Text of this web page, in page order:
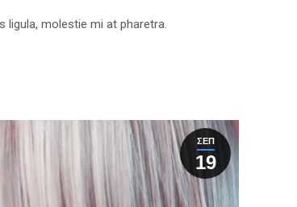
ligula, molestie mi at pharetra.
ΣΕΠ
19